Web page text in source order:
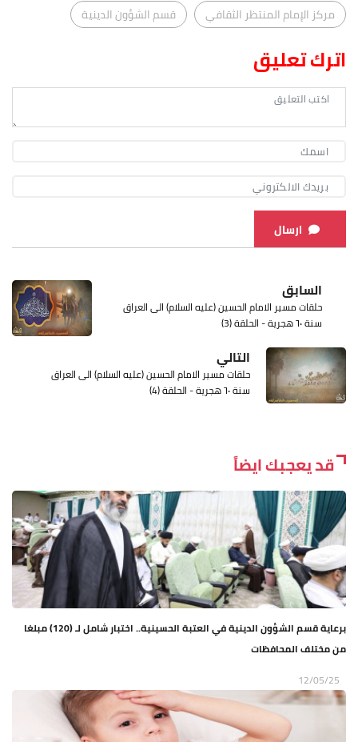
مركز الإمام المنتظر الثقافي
قسم الشؤون الدينية
اترك تعليق
ارسال
السابق
حلقات مسير الامام الحسين (عليه السلام) الى العراق
سنة ٦٠ هجرية - الحلقة (3)
التالي
حلقات مسير الامام الحسين (عليه السلام) الى العراق
سنة ٦٠ هجرية - الحلقة (4)
قد يعجبك ايضاً
برعاية قسم الشؤون الدينية في العتبة الحسينية.. اختبار شامل لـ (120) مبلغا
من مختلف المحافظات
12/05/25